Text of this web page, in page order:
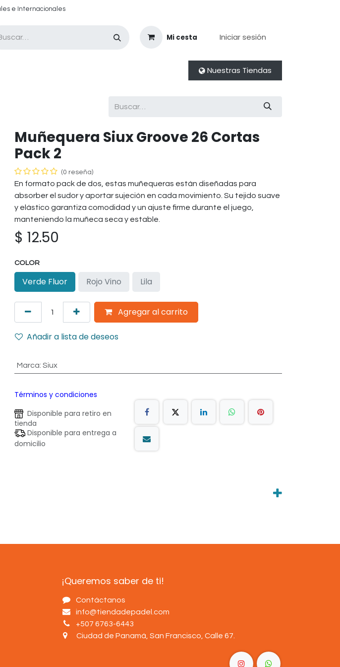
e ​​​Internacionales​
Mi cesta Iniciar sesión
Nuestras Tiendas
Muñequera Siux Groove 26 Cortas
Pack 2
(0 reseña)
En formato pack de dos, estas muñequeras están diseñadas para
absorber el sudor y aportar sujeción en cada movimiento. Su tejido suave
y elástico garantiza comodidad y un ajuste firme durante el juego,
manteniendo la muñeca seca y estable.
$ 12.50
COLOR
Verde Fluor Rojo Vino Lila
Agregar al carrito
Añadir a lista de deseos
Marca: Siux
Términos y condiciones
Disponible para retiro en
tienda
Disponible para entrega a
domicilio
¡Queremos saber de ti!
Contáctanos
info@tiendadepadel.com
+507 6763-6443
Ciudad de Panamá, San Francisco, Calle 67.